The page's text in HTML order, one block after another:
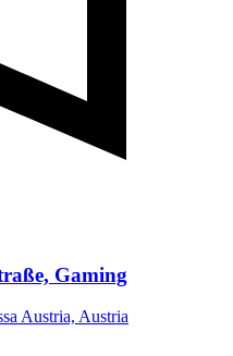
Gaming
Austria, Austria